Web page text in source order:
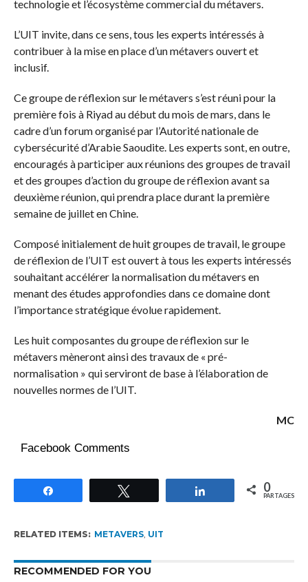
technologie et l’écosystème commercial du métavers.
L’UIT invite, dans ce sens, tous les experts intéressés à
contribuer à la mise en place d’un métavers ouvert et
inclusif.
Ce groupe de réflexion sur le métavers s’est réuni pour la
première fois à Riyad au début du mois de mars, dans le
cadre d’un forum organisé par l’Autorité nationale de
cybersécurité d’Arabie Saoudite. Les experts sont, en outre,
encouragés à participer aux réunions des groupes de travail
et des groupes d’action du groupe de réflexion avant sa
deuxième réunion, qui prendra place durant la première
semaine de juillet en Chine.
Composé initialement de huit groupes de travail, le groupe
de réflexion de l’UIT est ouvert à tous les experts intéressés
souhaitant accélérer la normalisation du métavers en
menant des études approfondies dans ce domaine dont
l’importance stratégique évolue rapidement.
Les huit composantes du groupe de réflexion sur le
métavers mèneront ainsi des travaux de « pré-
normalisation » qui serviront de base à l’élaboration de
nouvelles normes de l’UIT.
MC
Facebook Comments
Partagez 0
PARTAGES
RELATED ITEMS: METAVERS, UIT
RECOMMENDED FOR YOU